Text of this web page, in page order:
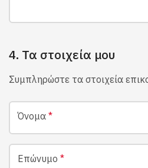
4. Τα στοιχεία μου
Συμπληρώστε τα στοιχεία
Όνομα *
Επώνυμο *